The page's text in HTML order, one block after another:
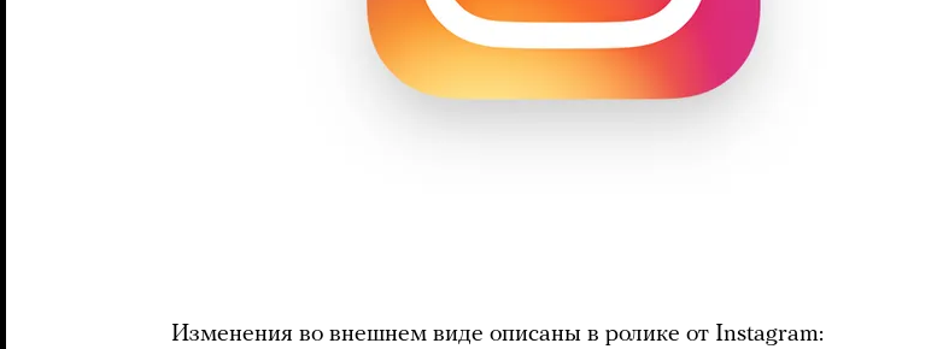
Изменения во внешнем виде описаны в ролике от Instagram: